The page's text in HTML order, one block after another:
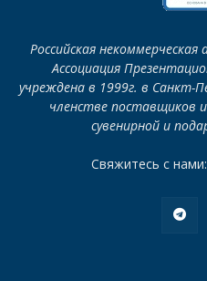
Российская
Ассоциация
учреждена в 1999г. в Санкт-
членстве поставщиков
сувенирной и
Свяжитесь с нами: